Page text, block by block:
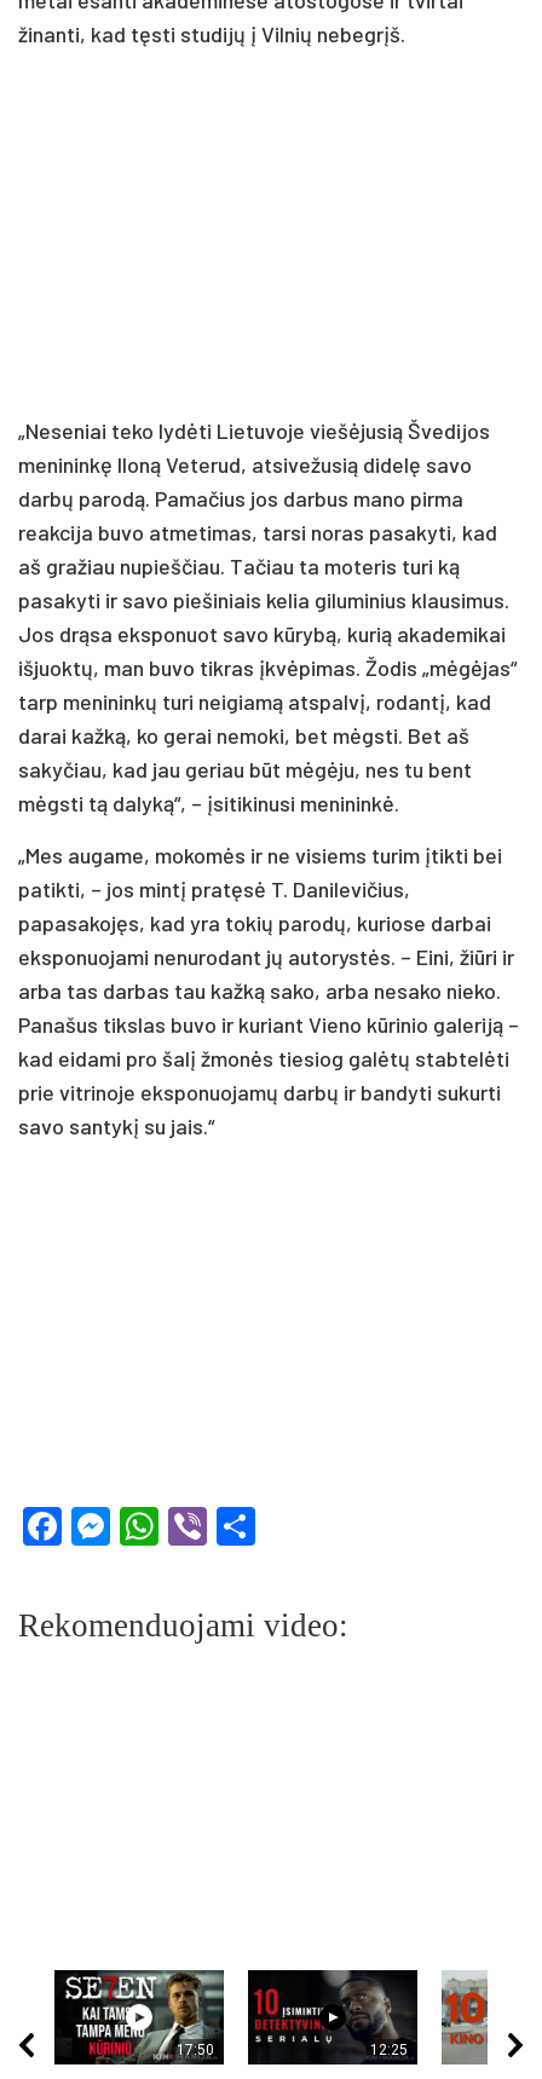
žinanti, kad tęsti studijų į Vilnių nebegrįš.
„Neseniai teko lydėti Lietuvoje viešėjusią Švedijos
menininkę Iloną Veterud, atsivežusią didelę savo
darbų parodą. Pamačius jos darbus mano pirma
reakcija buvo atmetimas, tarsi noras pasakyti, kad
aš gražiau nupieščiau. Tačiau ta moteris turi ką
pasakyti ir savo piešiniais kelia giluminius klausimus.
Jos drąsa eksponuot savo kūrybą, kurią akademikai
išjuoktų, man buvo tikras įkvėpimas. Žodis „mėgėjas“
tarp menininkų turi neigiamą atspalvį, rodantį, kad
darai kažką, ko gerai nemoki, bet mėgsti. Bet aš
sakyčiau, kad jau geriau būt mėgėju, nes tu bent
mėgsti tą dalyką“, – įsitikinusi menininkė.
„Mes augame, mokomės ir ne visiems turim įtikti bei
patikti, – jos mintį pratęsė T. Danilevičius,
papasakojęs, kad yra tokių parodų, kuriose darbai
eksponuojami nenurodant jų autorystės. – Eini, žiūri ir
arba tas darbas tau kažką sako, arba nesako nieko.
Panašus tikslas buvo ir kuriant Vieno kūrinio galeriją –
kad eidami pro šalį žmonės tiesiog galėtų stabtelėti
prie vitrinoje eksponuojamų darbų ir bandyti sukurti
savo santykį su jais.“
Facebook
Messenger
WhatsApp
Viber
Rekomenduojami video:
17:50 12:25